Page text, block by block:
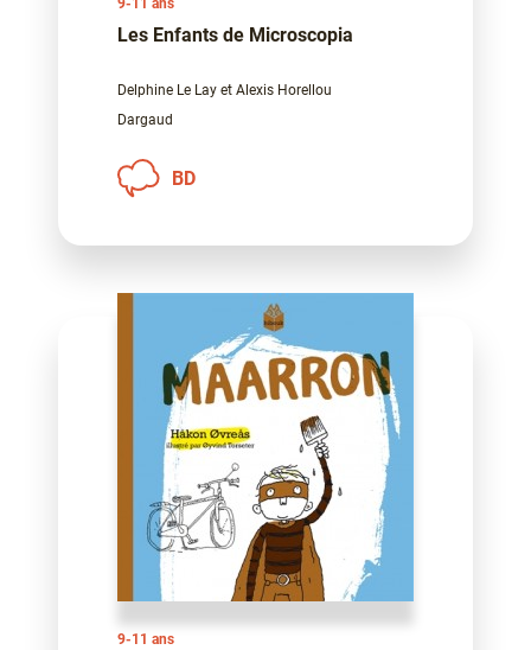
9-11 ans
Les Enfants de Microscopia
Delphine Le Lay et Alexis Horellou
Dargaud
BD
9-11 ans